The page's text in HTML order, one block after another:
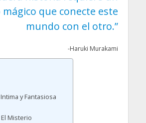
que conecte este
mundo con el otro.”
-Haruki Murakami
y Fantasiosa
El Misterio